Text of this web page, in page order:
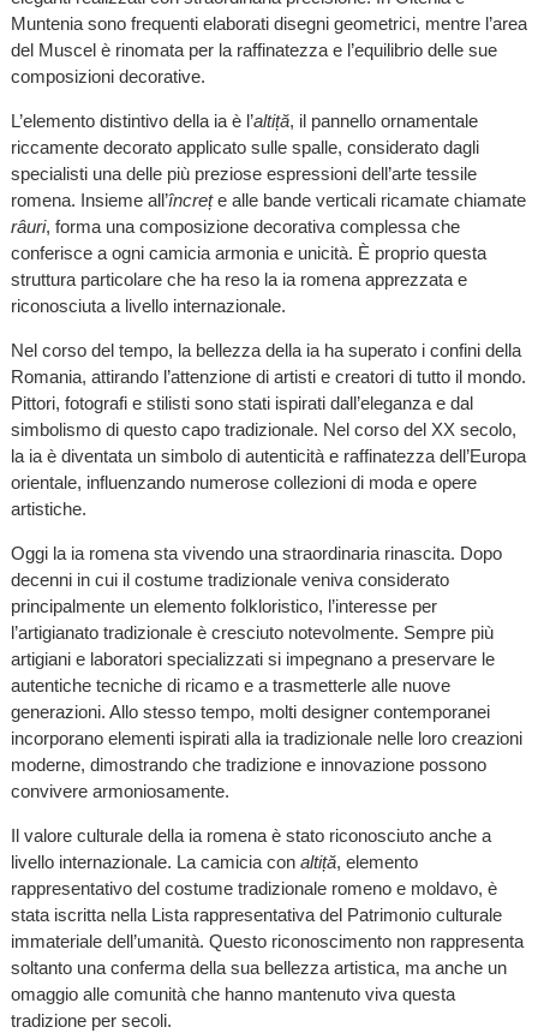
Muntenia sono frequenti elaborati disegni geometrici, mentre l’area
del Muscel è rinomata per la raffinatezza e l’equilibrio delle sue
composizioni decorative.
L’elemento distintivo della ia è l’altiță, il pannello ornamentale
riccamente decorato applicato sulle spalle, considerato dagli
specialisti una delle più preziose espressioni dell’arte tessile
romena. Insieme all’încrețe alle bande verticali ricamate chiamate
râuri, forma una composizione decorativa complessa che
conferisce a ogni camicia armonia e unicità. È proprio questa
struttura particolare che ha reso la ia romena apprezzata e
riconosciuta a livello internazionale.
Nel corso del tempo, la bellezza della ia ha superato i confini della
Romania, attirando l’attenzione di artisti e creatori di tutto il mondo.
Pittori, fotografi e stilisti sono stati ispirati dall’eleganza e dal
simbolismo di questo capo tradizionale. Nel corso del XX secolo,
la ia è diventata un simbolo di autenticità e raffinatezza dell’Europa
orientale, influenzando numerose collezioni di moda e opere
artistiche.
Oggi la ia romena sta vivendo una straordinaria rinascita. Dopo
decenni in cui il costume tradizionale veniva considerato
principalmente un elemento folkloristico, l’interesse per
l’artigianato tradizionale è cresciuto notevolmente. Sempre più
artigiani e laboratori specializzati si impegnano a preservare le
autentiche tecniche di ricamo e a trasmetterle alle nuove
generazioni. Allo stesso tempo, molti designer contemporanei
incorporano elementi ispirati alla ia tradizionale nelle loro creazioni
moderne, dimostrando che tradizione e innovazione possono
convivere armoniosamente.
Il valore culturale della ia romena è stato riconosciuto anche a
livello internazionale. La camicia con altiță, elemento
rappresentativo del costume tradizionale romeno e moldavo, è
stata iscritta nella Lista rappresentativa del Patrimonio culturale
immateriale dell’umanità. Questo riconoscimento non rappresenta
soltanto una conferma della sua bellezza artistica, ma anche un
omaggio alle comunità che hanno mantenuto viva questa
tradizione per secoli.